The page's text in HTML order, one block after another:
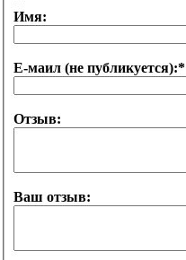
Имя:
Е-маил (не публикуется):*
Отзыв:
Ваш отзыв: